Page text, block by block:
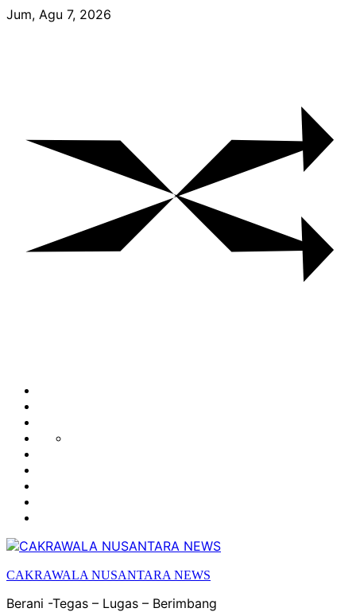
Skip
Jum, Agu 7, 2026
POLITIK
BUDAYA
CAKRAWALA NUSANTARA NEWS
Berani -Tegas – Lugas – Berimbang